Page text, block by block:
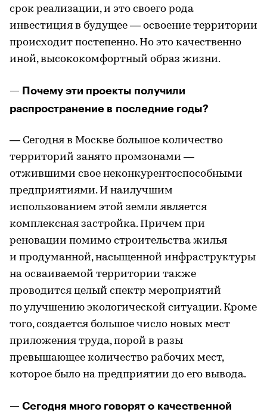
срок реализации, и это своего рода
инвестиция в будущее — освоение территории
происходит постепенно. Но это качественно
иной, высококомфортный образ жизни.
— Почему эти проекты получили
распространение в последние годы?
— Сегодня в Москве большое количество
территорий занято промзонами —
отжившими свое неконкурентоспособными
предприятиями. И наилучшим
использованием этой земли является
комплексная застройка. Причем при
реновации помимо строительства жилья
и продуманной, насыщенной инфраструктуры
на осваиваемой территории также
проводится целый спектр мероприятий
по улучшению экологической ситуации. Кроме
того, создается большое число новых мест
приложения труда, порой в разы
превышающее количество рабочих мест,
которое было на предприятии до его вывода.
— Сегодня много говорят о качественной